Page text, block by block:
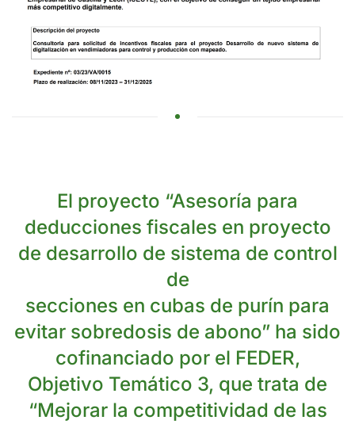
El proyecto “Asesoría para
deducciones fiscales en proyecto
de desarrollo de sistema de control
de
secciones en cubas de purín para
evitar sobredosis de abono” ha sido
cofinanciado por el FEDER,
Objetivo Temático 3, que trata de
“Mejorar la competitividad de las